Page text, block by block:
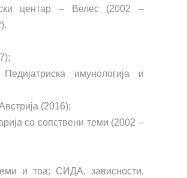
центар – Велес (2002 –
имунологија и
(2016);
со сопствени теми (2002 –
и тоа: СИДА, зависности,